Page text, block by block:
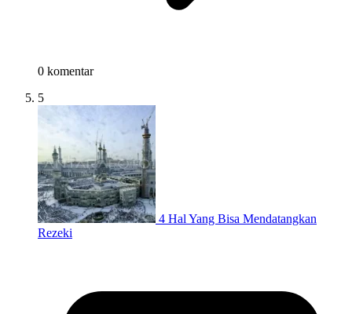
0 komentar
5
4 Hal Yang Bisa Mendatangkan
Rezeki